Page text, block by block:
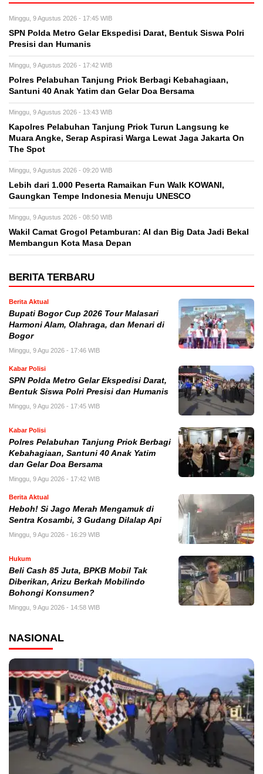
Minggu, 9 Agustus 2026 - 17:45 WIB
SPN Polda Metro Gelar Ekspedisi Darat, Bentuk Siswa Polri
Presisi dan Humanis
Minggu, 9 Agustus 2026 - 17:42 WIB
Polres Pelabuhan Tanjung Priok Berbagi Kebahagiaan,
Santuni 40 Anak Yatim dan Gelar Doa Bersama
Minggu, 9 Agustus 2026 - 13:43 WIB
Kapolres Pelabuhan Tanjung Priok Turun Langsung ke
Muara Angke, Serap Aspirasi Warga Lewat Jaga Jakarta On
The Spot
Minggu, 9 Agustus 2026 - 09:20 WIB
Lebih dari 1.000 Peserta Ramaikan Fun Walk KOWANI,
Gaungkan Tempe Indonesia Menuju UNESCO
Minggu, 9 Agustus 2026 - 08:50 WIB
Wakil Camat Grogol Petamburan: AI dan Big Data Jadi Bekal
Membangun Kota Masa Depan
BERITA TERBARU
Berita Aktual
Bupati Bogor Cup 2026 Tour Malasari
Harmoni Alam, Olahraga, dan Menari di
Bogor
Minggu, 9 Agu 2026 - 17:46 WIB
Kabar Polisi
SPN Polda Metro Gelar Ekspedisi Darat,
Bentuk Siswa Polri Presisi dan Humanis
Minggu, 9 Agu 2026 - 17:45 WIB
Kabar Polisi
Polres Pelabuhan Tanjung Priok Berbagi
Kebahagiaan, Santuni 40 Anak Yatim
dan Gelar Doa Bersama
Minggu, 9 Agu 2026 - 17:42 WIB
Berita Aktual
Heboh! Si Jago Merah Mengamuk di
Sentra Kosambi, 3 Gudang Dilalap Api
Minggu, 9 Agu 2026 - 16:29 WIB
Hukum
‎Beli Cash 85 Juta, BPKB Mobil Tak
Diberikan, Arizu Berkah Mobilindo
Bohongi Konsumen?
Minggu, 9 Agu 2026 - 14:58 WIB
NASIONAL